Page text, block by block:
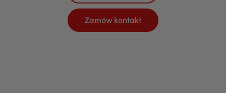
Zamów kontakt